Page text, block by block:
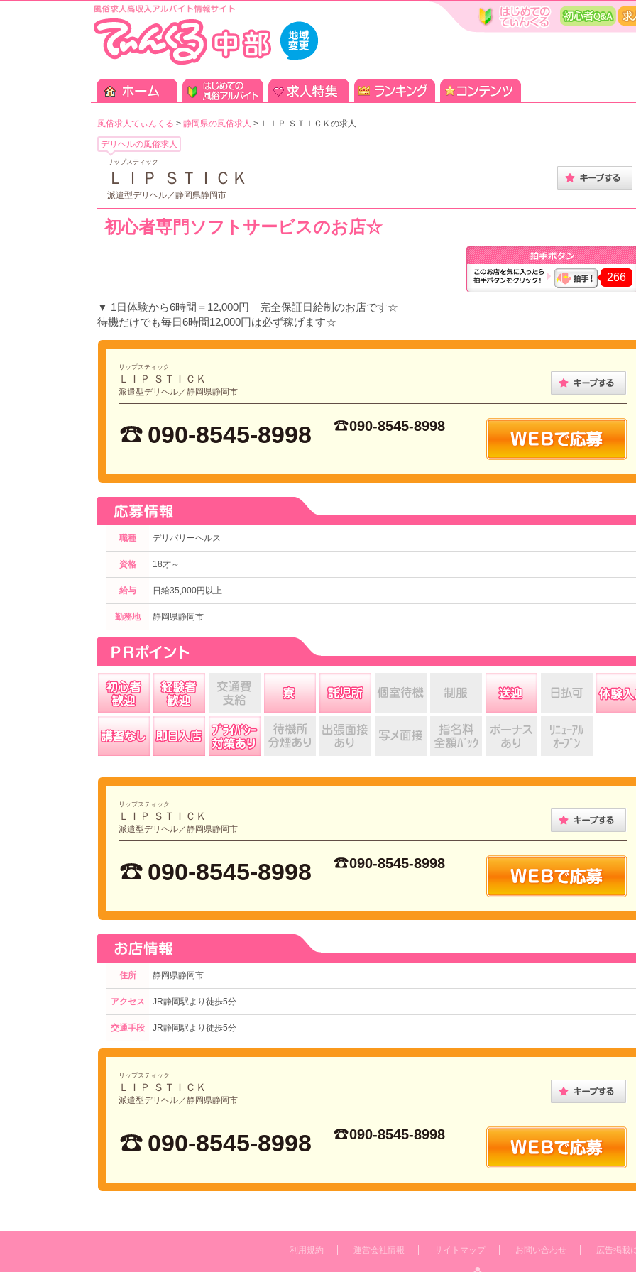
風俗求人てぃんくる > 静岡県の風俗求人 > ＬＩＰ ＳＴＩＣＫの求人
デリヘルの風俗求人
リップスティック
ＬＩＰ ＳＴＩＣＫ
派遣型デリヘル／静岡県静岡市
初心者専門ソフトサービスのお店☆
266
▼ 1日体験から6時間＝12,000円 完全保証日給制のお店です☆
待機だけでも毎日6時間12,000円は必ず稼げます☆
リップスティック
ＬＩＰ ＳＴＩＣＫ
派遣型デリヘル／静岡県静岡市
090-8545-8998 090-8545-8998
職種 デリバリーヘルス
資格 18才～
給与 日給35,000円以上
勤務地 静岡県静岡市
リップスティック
ＬＩＰ ＳＴＩＣＫ
派遣型デリヘル／静岡県静岡市
090-8545-8998 090-8545-8998
住所 静岡県静岡市
アクセス JR静岡駅より徒歩5分
交通手段 JR静岡駅より徒歩5分
リップスティック
ＬＩＰ ＳＴＩＣＫ
派遣型デリヘル／静岡県静岡市
090-8545-8998 090-8545-8998
利用規約 運営会社情報 サイトマップ お問い合わせ 広告掲載